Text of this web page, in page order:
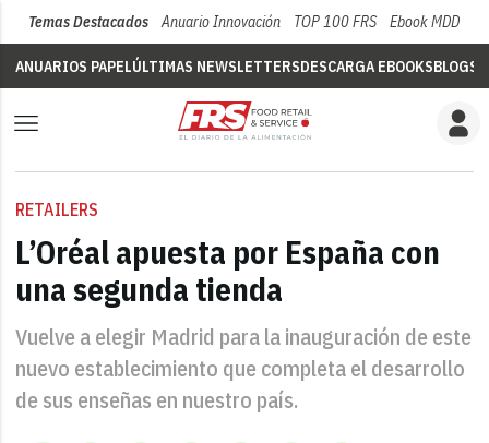
Temas Destacados Anuario Innovación TOP 100 FRS Ebook MDD
ANUARIOS PAPELÚLTIMAS NEWSLETTERSDESCARGA EBOOKSBLOGS
RETAILERS
L’Oréal apuesta por España con
una segunda tienda
Vuelve a elegir Madrid para la inauguración de este
nuevo establecimiento que completa el desarrollo
de sus enseñas en nuestro país.